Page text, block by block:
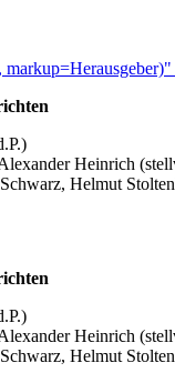
Heinrich
Helmut
Heinrich
Helmut